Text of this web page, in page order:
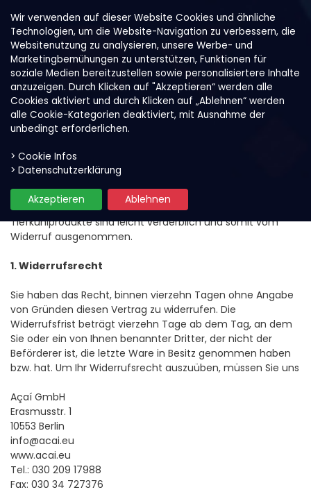
Wir verwenden auf dieser Website Cookies und ähnliche
Technologien, um die Website-Navigation zu verbessern, die
Websitenutzung zu analysieren, unsere Werbe- und
Marketingbemühungen zu unterstützen, Funktionen für
soziale Medien bereitzustellen sowie personalisiertere Inhalte
anzuzeigen. Durch Klicken auf "Akzeptieren“ werden alle
Cookies aktiviert und durch Klicken auf „Ablehnen“ werden
alle Cookie-Kategorien deaktiviert, mit Ausnahme der
unbedingt erforderlichen.
> Cookie Infos
> Datenschutzerklärung
Ablehnen
Akzeptieren
Widerruf und Rückgabe
Die folgenden Aussagen beziehen Sich auf unser
Trockensortiment (=nicht kühlpflichtige Waren). Unsere
Tiefkühlprodukte sind leicht verderblich und somit vom
Widerruf ausgenommen.
1. Widerrufsrecht
Sie haben das Recht, binnen vierzehn Tagen ohne Angabe
von Gründen diesen Vertrag zu widerrufen. Die
Widerrufsfrist beträgt vierzehn Tage ab dem Tag, an dem
Sie oder ein von Ihnen benannter Dritter, der nicht der
Beförderer ist, die letzte Ware in Besitz genommen haben
bzw. hat. Um Ihr Widerrufsrecht auszuüben, müssen Sie uns
Açaí GmbH
Erasmusstr. 1
10553 Berlin
info@acai.eu
www.acai.eu
Tel.: 030 209 17988
Fax: 030 34 727376